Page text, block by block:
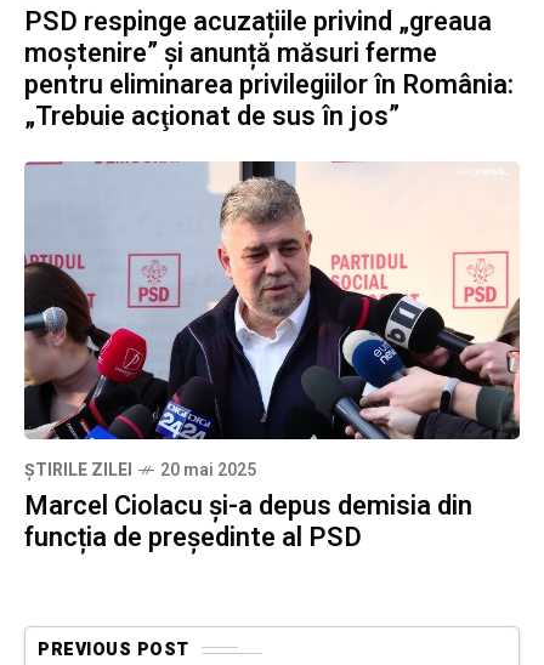
PSD respinge acuzațiile privind „greaua
moștenire” și anunță măsuri ferme
pentru eliminarea privilegiilor în România:
„Trebuie acţionat de sus în jos”
ȘTIRILE ZILEI 20 mai 2025
Marcel Ciolacu și-a depus demisia din
funcția de președinte al PSD
PREVIOUS POST